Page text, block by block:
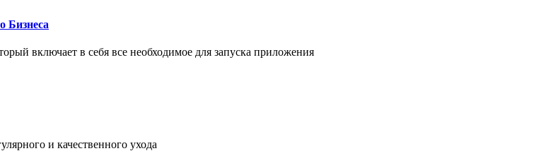
Бизнеса
включает в себя все необходимое для запуска приложения
и качественного ухода